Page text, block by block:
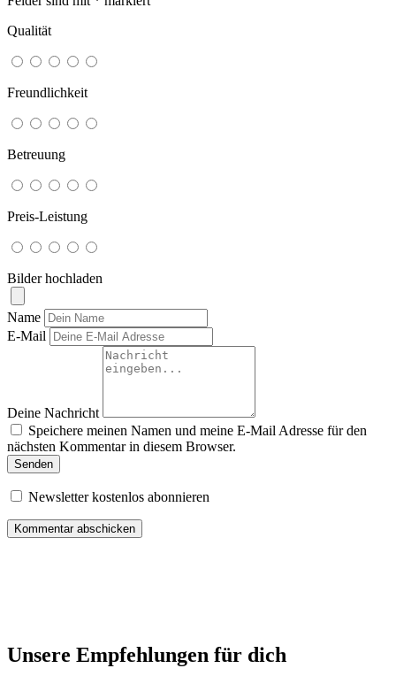
Qualität
Freundlichkeit
Betreuung
Preis-Leistung
Bilder hochladen
Name
E-Mail
Deine Nachricht
Speichere meinen Namen und meine E-Mail Adresse für den
nächsten Kommentar in diesem Browser.
Senden
Newsletter kostenlos abonnieren
Unsere Empfehlungen für dich